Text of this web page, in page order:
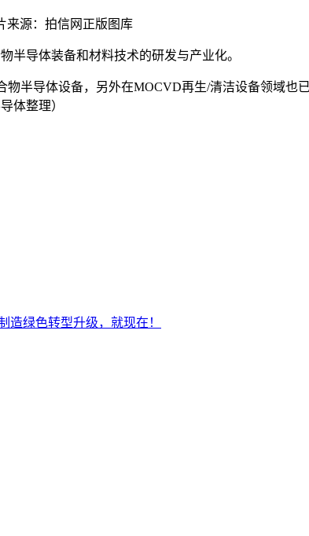
来源：拍信网正版图库
半导体装备和材料技术的研发与产业化。
半导体设备，另外在MOCVD再生/清洁设备领域也
体整理）
造绿色转型升级，就现在！